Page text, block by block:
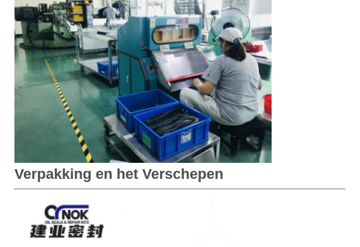
Verpakking en het Verschepen